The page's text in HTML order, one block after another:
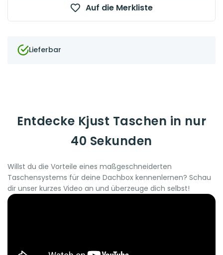
Auf die Merkliste
Lieferbar
Entdecke Kjust Taschen in nur
40 Sekunden
Willst du die Vorteile eines maßgeschneiderten
Taschensystems für deine Dachbox kennenlernen? Schau
dir unser kurzes Video an und überzeuge dich selbst!